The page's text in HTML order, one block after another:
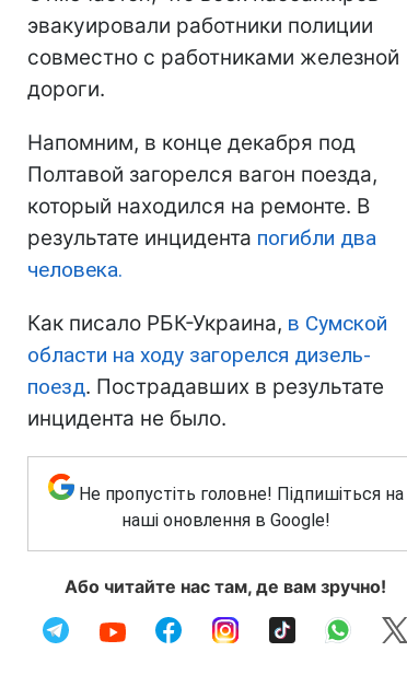
эвакуировали работники полиции
совместно с работниками железной
дороги.
Напомним, в конце декабря под
Полтавой загорелся вагон поезда,
который находился на ремонте. В
результате инцидента погибли два
человека.
Как писало РБК-Украина, в Сумской
области на ходу загорелся дизель-
поезд. Пострадавших в результате
инцидента не было.
Не пропустіть головне! Підпишіться на
наші оновлення в Google!
Або читайте нас там, де вам зручно!